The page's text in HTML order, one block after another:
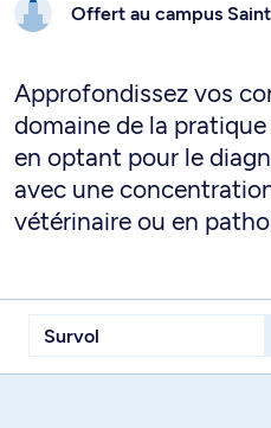
Offert au campus
Approfondissez vos
domaine de la
en optant pour le
avec une
vétérinaire ou en